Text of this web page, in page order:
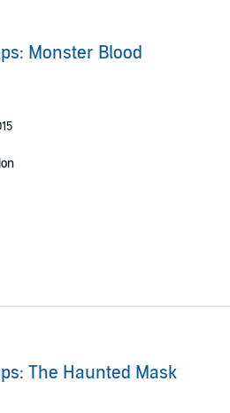
Monster Blood
The Haunted Mask